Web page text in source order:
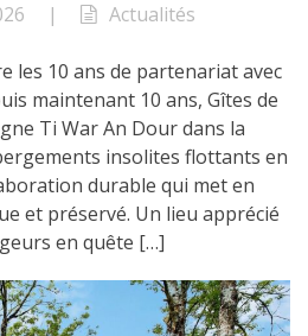
| Actualités
les 10 ans de partenariat avec
maintenant 10 ans, Gîtes de
Ti War An Dour dans la
insolites flottants en
durable qui met en
et préservé. Un lieu apprécié
en quête […]